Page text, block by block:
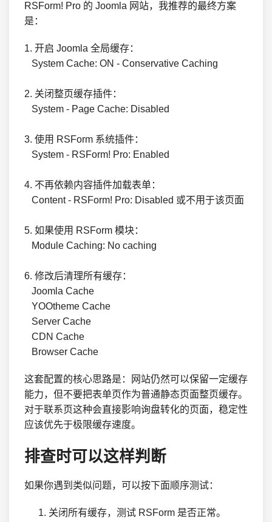
RSForm! Pro 的 Joomla 网站，我推荐的最终方案
是：
1. 开启 Joomla 全局缓存：
   System Cache: ON - Conservative Caching
2. 关闭整页缓存插件：
   System - Page Cache: Disabled
3. 使用 RSForm 系统插件：
   System - RSForm! Pro: Enabled
4. 不再依赖内容插件加载表单：
   Content - RSForm! Pro: Disabled 或不用于该页面
5. 如果使用 RSForm 模块：
   Module Caching: No caching
6. 修改后清理所有缓存：
   Joomla Cache
   YOOtheme Cache
   Server Cache
   CDN Cache
   Browser Cache
这套配置的核心思路是：网站仍然可以保留一定缓存
能力，但不要把表单页作为普通静态页面整页缓存。
对于联系页这种会直接影响询盘转化的页面，稳定性
应该优先于极限缓存速度。
排查时可以这样判断
如果你遇到类似问题，可以按下面顺序测试：
关闭所有缓存，测试 RSForm 是否正常。